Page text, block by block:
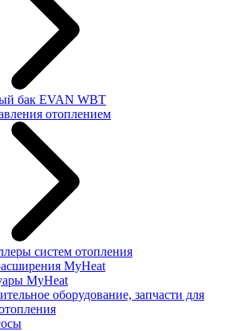
бак EVAN WBT
отоплением
систем отопления
MyHeat
MyHeat
оборудование, запчасти для